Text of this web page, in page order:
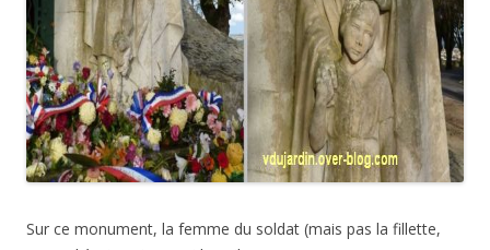
Sur ce monument, la femme du soldat (mais pas la fillette,